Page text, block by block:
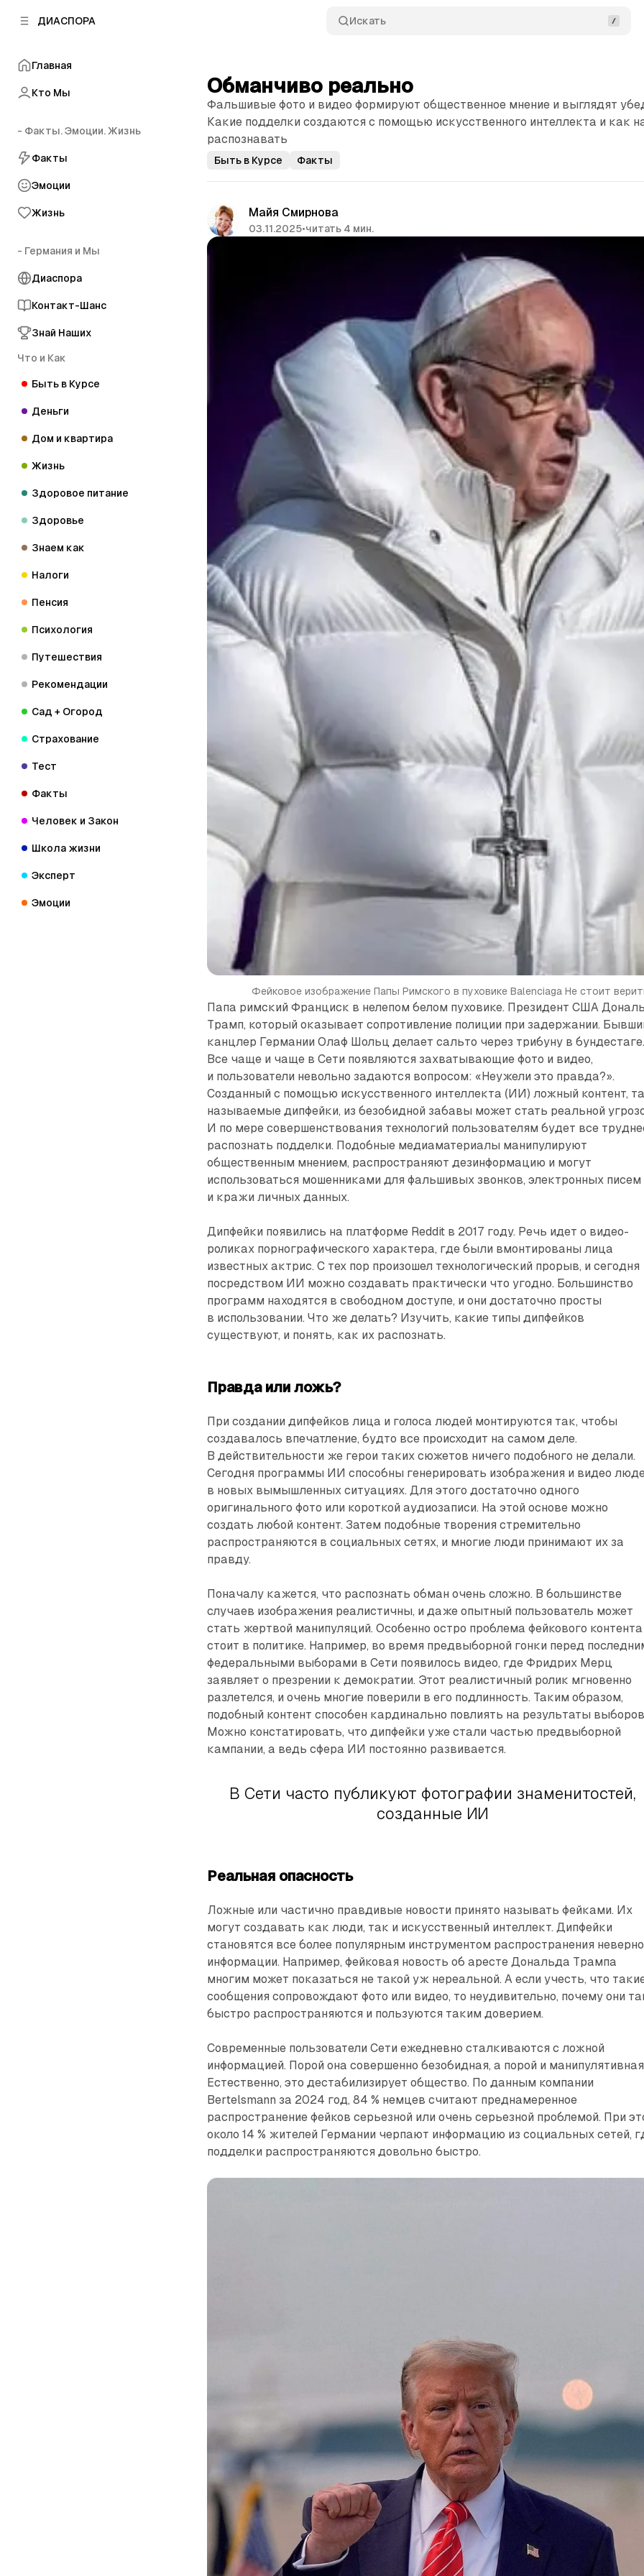
ДИАСПОРА Искать
Главная
Кто Мы
- Факты. Эмоции. Жизнь
Факты
Эмоции
Жизнь
- Германия и Мы
Диаспора
Контакт-Шанс
Знай Наших
Что и Как
Быть в Курсе
Деньги
Дом и квартира
Жизнь
Здоровое питание
Здоровье
Знаем как
Налоги
Пенсия
Психология
Путешествия
Рекомендации
Сад + Огород
Страхование
Тест
Факты
Человек и Закон
Школа жизни
Эксперт
Эмоции
Обманчиво реально
Фальшивые фото и видео формируют общественное мнение и выглядят
Какие подделки создаются с помощью искусственного интеллекта и как
распознавать
Быть в Курсе Факты
Майя Смирнова
03.11.2025•читать 4 мин.
Фейковое изображение Папы Римского в пуховике Balenciaga Не стоит
Папа римский Франциск в нелепом белом пуховике. Президент США
Трамп, который оказывает сопротивление полиции при задержании.
канцлер Германии Олаф Шольц делает сальто через трибуну в
Все чаще и чаще в Сети появляются захватывающие фото и видео,
и пользователи невольно задаются вопросом: «Неужели это правда?».
Созданный с помощью искусственного интеллекта (ИИ) ложный контент,
называемые дипфейки, из безобидной забавы может стать реальной
И по мере совершенствования технологий пользователям будет все
распознать подделки. Подобные медиаматериалы манипулируют
общественным мнением, распространяют дезинформацию и могут
использоваться мошенниками для фальшивых звонков, электронных писем
и кражи личных данных.
Дипфейки появились на платформе Reddit в 2017 году. Речь идет о видео­
роликах порнографического характера, где были вмонтированы лица
известных актрис. С тех пор произошел технологический прорыв, и сегодня
посредством ИИ можно создавать практически что угодно. Большинство
программ находятся в свободном доступе, и они достаточно просты
в использовании. Что же делать? Изучить, какие типы дипфейков
существуют, и понять, как их распознать.
Правда или ложь?
При создании дипфейков лица и голоса людей монтируются так, чтобы
создавалось впечатление, будто все происходит на самом деле.
В действительности же герои таких сюжетов ничего подобного не делали.
Сегодня программы ИИ способны генерировать изображения и видео
в новых вымышленных ситуациях. Для этого достаточно одного
оригинального фото или короткой аудиозаписи. На этой основе можно
создать любой контент. Затем подобные творения стремительно
распространяются в социальных сетях, и многие люди принимают их за
правду.
Поначалу кажется, что распознать обман очень сложно. В большинстве
случаев изображения реалистичны, и даже опытный пользователь может
стать жертвой манипуляций. Особенно остро проблема фейкового контента
стоит в политике. Например, во время предвыборной гонки перед
федеральными выборами в Сети появилось видео, где Фридрих Мерц
заявляет о презрении к демократии. Этот реалистичный ролик мгновенно
разлетелся, и очень многие поверили в его подлинность. Таким образом,
подобный контент способен кардинально повлиять на результаты
Можно констатировать, что дипфейки уже стали частью предвыборной
кампании, а ведь сфера ИИ постоянно развивается.
В Сети часто публикуют фотографии знаменитостей,
созданные ИИ
Реальная опасность
Ложные или частично правдивые новости принято называть фейками. Их
могут создавать как люди, так и искусственный интеллект. Дипфейки
становятся все более популярным инструментом распространения
информации. Например, фейковая новость об аресте Дональда Трампа
многим может показаться не такой уж нереальной. А если учесть, что
сообщения сопровождают фото или видео, то неудивительно, почему они
быстро распространяются и пользуются таким доверием.
Современные пользователи Сети ежедневно сталкиваются с ложной
информацией. Порой она совершенно безобидная, а порой и
Естественно, это дестабилизирует общество. По данным компании
Bertelsmann за 2024 год, 84 % немцев считают преднамеренное
распространение фейков серьезной или очень серьезной проблемой. При
около 14 % жителей Германии черпают информацию из социальных сетей,
подделки распространяются довольно быстро.